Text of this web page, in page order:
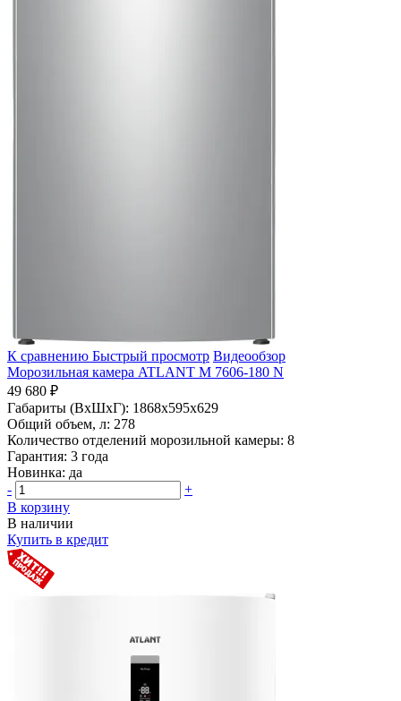
К сравнению Быстрый просмотр Видеообзор
Морозильная камера ATLANT М 7606-180 N
49 680 ₽
Габариты (ВхШхГ): 1868x595x629
Общий объем, л: 278
Количество отделений морозильной камеры: 8
Гарантия: 3 года
Новинка: да
-
+
В корзину
В наличии
Купить в кредит